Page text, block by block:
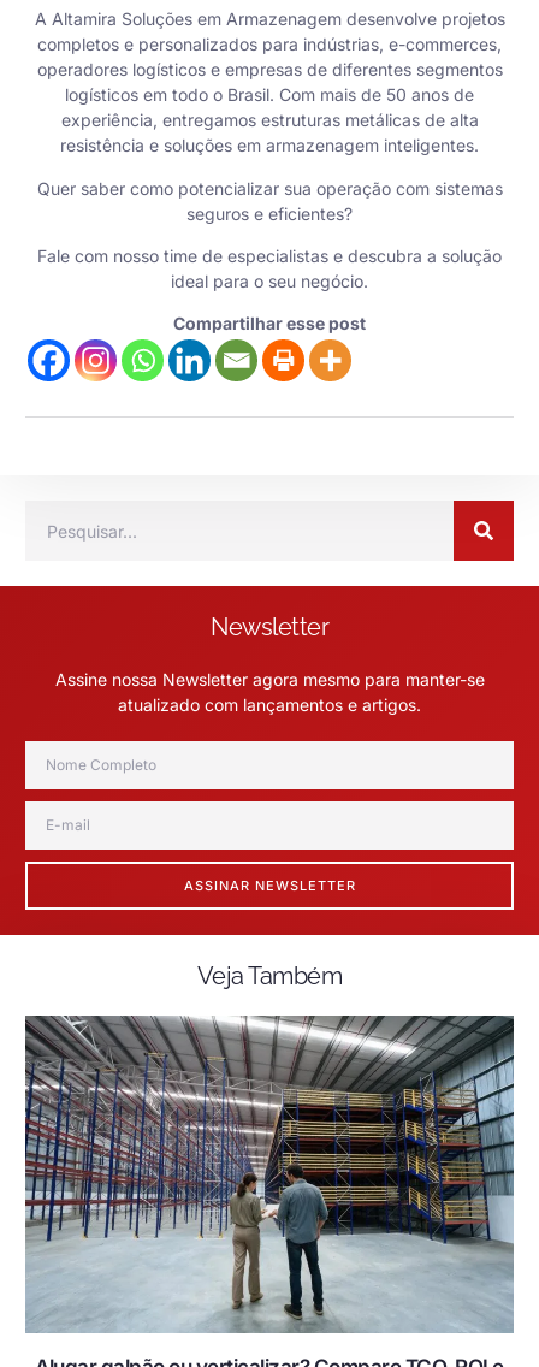
A Altamira Soluções em Armazenagem desenvolve projetos
completos e personalizados para indústrias, e-commerces,
operadores logísticos e empresas de diferentes segmentos
logísticos em todo o Brasil. Com mais de 50 anos de
experiência, entregamos estruturas metálicas de alta
resistência e soluções em armazenagem inteligentes.
Quer saber como potencializar sua operação com sistemas
seguros e eficientes?
Fale com nosso time de especialistas e descubra a solução
ideal para o seu negócio.
Compartilhar esse post
Newsletter
Assine nossa Newsletter agora mesmo para manter-se
atualizado com lançamentos e artigos.
ASSINAR NEWSLETTER
Veja Também